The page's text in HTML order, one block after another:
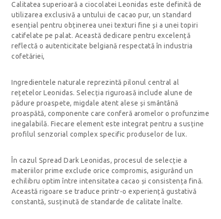
Calitatea superioară a ciocolatei Leonidas este definită de
utilizarea exclusivă a untului de cacao pur, un standard
esențial pentru obținerea unei texturi fine și a unei topiri
catifelate pe palat. Această dedicare pentru excelență
reflectă o autenticitate belgiană respectată în industria
cofetăriei,
Ingredientele naturale reprezintă pilonul central al
rețetelor Leonidas. Selecția riguroasă include alune de
pădure proaspete, migdale atent alese și smântână
proaspătă, componente care conferă aromelor o profunzime
inegalabilă. Fiecare element este integrat pentru a susține
profilul senzorial complex specific produselor de lux.
În cazul Spread Dark Leonidas, procesul de selecție a
materiilor prime exclude orice compromis, asigurând un
echilibru optim între intensitatea cacao și consistența fină.
Această rigoare se traduce printr-o experiență gustativă
constantă, susținută de standarde de calitate înalte.